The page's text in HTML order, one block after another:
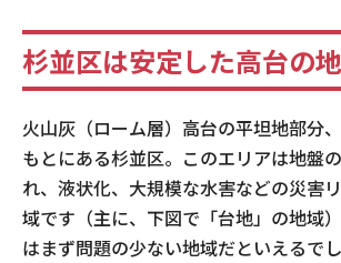
杉並区は安定した高台の
火山灰（ローム層）高台の平坦地部分
もとにある杉並区。このエリアは地盤
れ、液状化、大規模な水害などの災害
域です（主に、下図で「台地」の地域
はまず問題の少ない地域だといえるでし